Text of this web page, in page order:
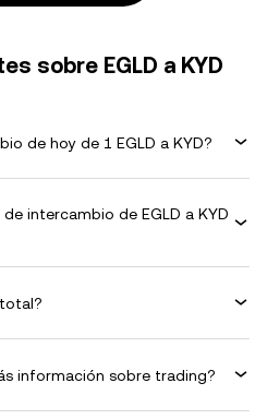
sobre EGLD a KYD
de hoy de 1 EGLD a KYD?
intercambio de EGLD a KYD
información sobre trading?